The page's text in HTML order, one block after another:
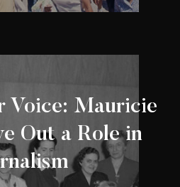
Voice: Mauricie
Out a Role in